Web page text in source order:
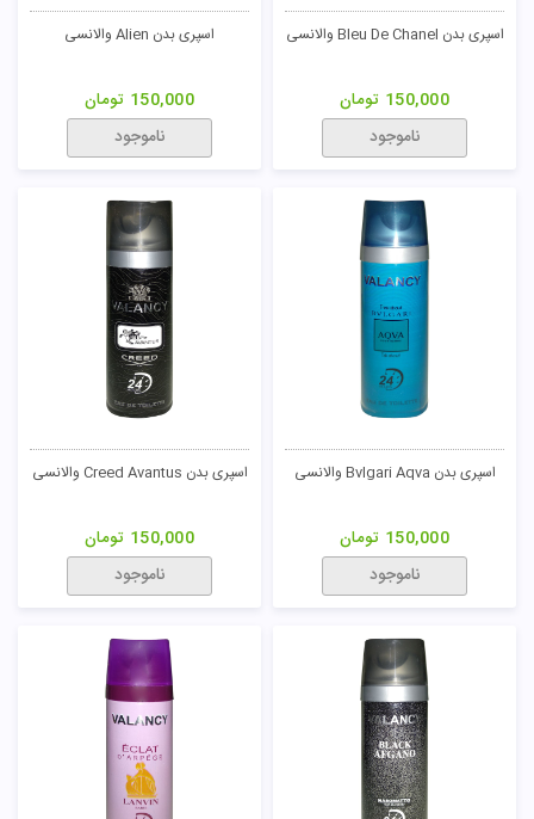
اسپری بدن Bleu De Chanel والانسی
150,000 تومان
ناموجود
اسپری بدن Alien والانسی
150,000 تومان
ناموجود
اسپری بدن Bvlgari Aqva والانسی
150,000 تومان
ناموجود
اسپری بدن Creed Avantus والانسی
150,000 تومان
ناموجود